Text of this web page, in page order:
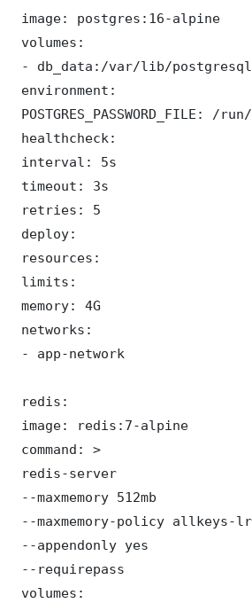
image: postgres:16-alpine
volumes:
- db_data:/var/lib/
environment:
POSTGRES_PASSWORD_FILE: /
healthcheck:
interval: 5s
timeout: 3s
retries: 5
deploy:
resources:
limits:
memory: 4G
networks:
- app-network
redis:
image: redis:7-alpine
command: >
redis-server
--maxmemory 512mb
--maxmemory-policy allkeys-
--appendonly yes
--requirepass
volumes: